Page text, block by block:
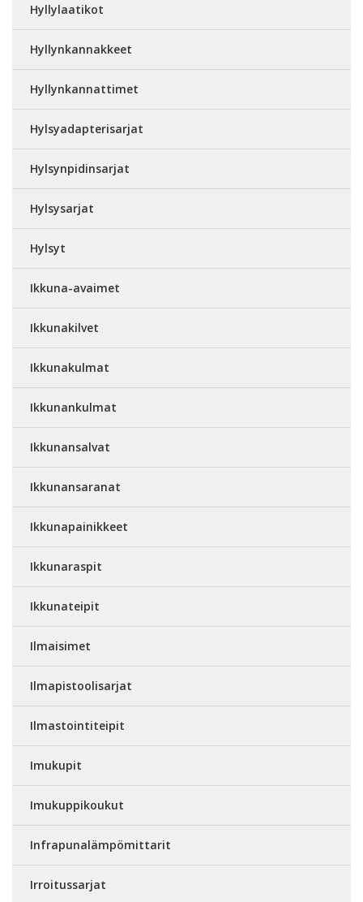
Hyllylaatikot
Hyllynkannakkeet
Hyllynkannattimet
Hylsyadapterisarjat
Hylsynpidinsarjat
Hylsysarjat
Hylsyt
Ikkuna-avaimet
Ikkunakilvet
Ikkunakulmat
Ikkunankulmat
Ikkunansalvat
Ikkunansaranat
Ikkunapainikkeet
Ikkunaraspit
Ikkunateipit
Ilmaisimet
Ilmapistoolisarjat
Ilmastointiteipit
Imukupit
Imukuppikoukut
Infrapunalämpömittarit
Irroitussarjat